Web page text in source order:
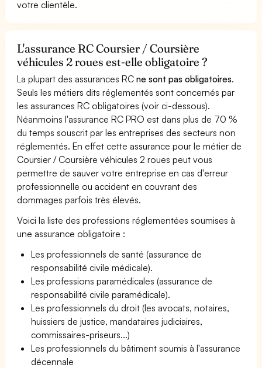
votre clientèle.
L'assurance RC Coursier / Coursière
véhicules 2 roues est-elle obligatoire ?
La plupart des assurances RCne sont pas obligatoires.
Seuls les métiers dits réglementés sont concernés par
les assurances RC obligatoires (voir ci-dessous).
Néanmoins l'assurance RC PRO est dans plus de 70 %
du temps souscrit par les entreprises des secteurs non
réglementés. En effet cette assurance pour le métier de
Coursier / Coursière véhicules 2 roues peut vous
permettre de sauver votre entreprise en cas d'erreur
professionnelle ou accident en couvrant des
dommages parfois très élevés.
Voici la liste des professions réglementées soumises à
une assurance obligatoire :
Les professionnels de santé (assurance de
responsabilité civile médicale).
Les professions paramédicales (assurance de
responsabilité civile paramédicale).
Les professionnels du droit (les avocats, notaires,
huissiers de justice, mandataires judiciaires,
commissaires-priseurs...)
Les professionnels du bâtiment soumis à l'assurance
décennale